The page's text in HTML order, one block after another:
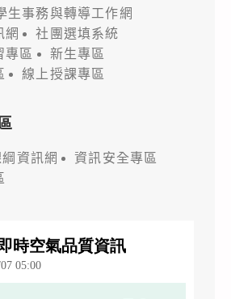
生事務與轉導工作網
網
社團選填系統
專區
新生專區
線上授課專區
資訊網
資訊安全專區